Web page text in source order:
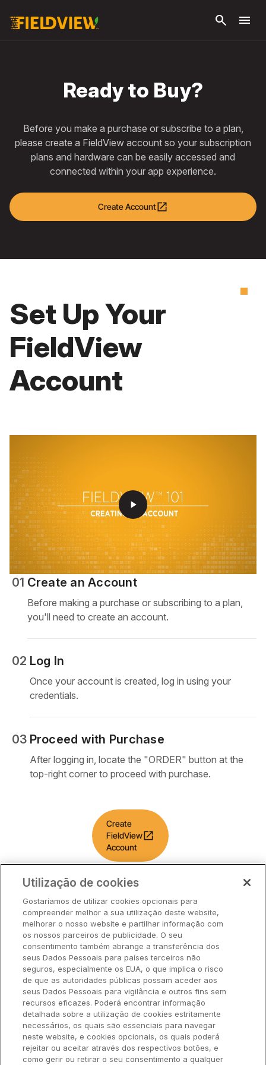
search menu
Ready to Buy?
Before you make a purchase or subscribe to a plan,
please create a FieldView account so your subscription
plans and hardware can be easily accessed and
connected within your app experience.
Create Account open_in_new
Set Up Your
FieldView
Account
play_arrow
01 Create an Account
Before making a purchase or subscribing to a plan,
you'll need to create an account.
02 Log In
Once your account is created, log in using your
credentials.
03 Proceed with Purchase
After logging in, locate the "ORDER" button at the
top-right corner to proceed with purchase.
Create
FieldView
Account
open_in_new
Preços
Parceiros
Suporte
Soluções
Empresa
Utilização de cookies
Gostaríamos de utilizar cookies opcionais para
compreender melhor a sua utilização deste website,
melhorar o nosso website e partilhar informação com
os nossos parceiros de publicidade. O seu
consentimento também abrange a transferência dos
seus Dados Pessoais para países terceiros não
seguros, especialmente os EUA, o que implica o risco
de que as autoridades públicas possam aceder aos
seus Dados Pessoais para vigilância e outros fins sem
recursos eficazes. Poderá encontrar informação
detalhada sobre a utilização de cookies estritamente
necessários, os quais são essenciais para navegar
neste website, e cookies opcionais, os quais poderá
rejeitar ou aceitar através dos respectivos botões, e
como gerir ou retirar o seu consentimento a qualquer